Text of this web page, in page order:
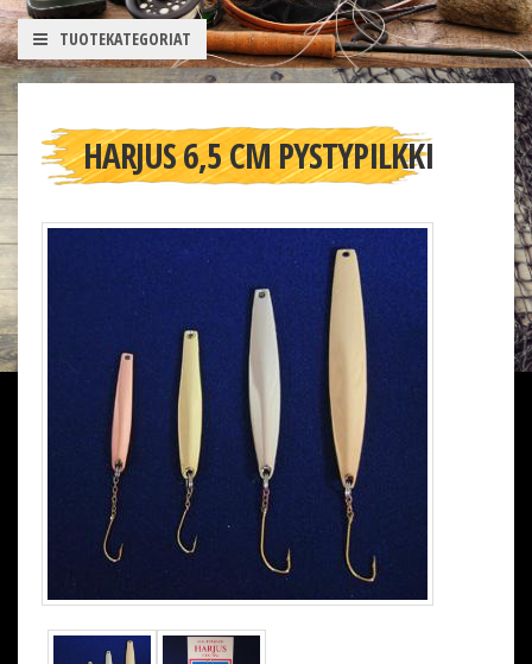
TUOTEKATEGORIAT
HARJUS 6,5 CM PYSTYPILKKI